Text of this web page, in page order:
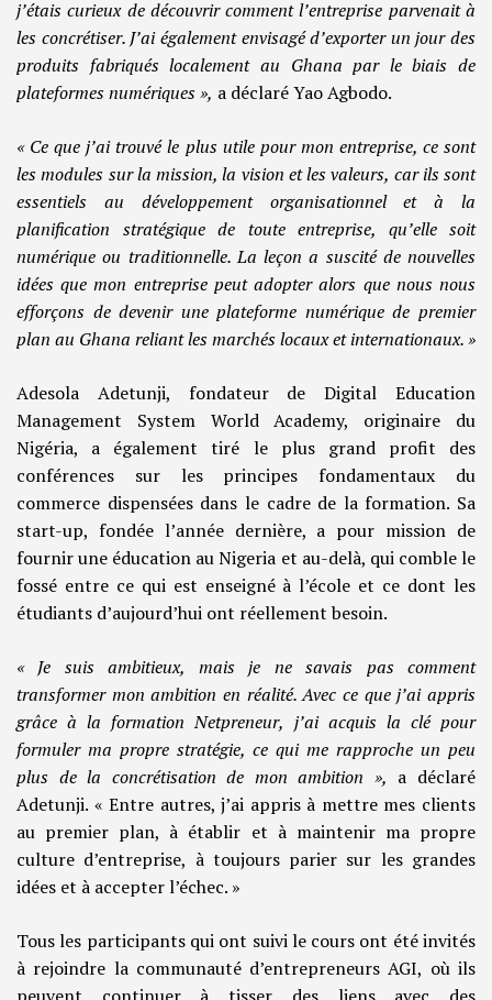
j’étais curieux de découvrir comment l’entreprise parvenait à
les concrétiser. J’ai également envisagé d’exporter un jour des
produits fabriqués localement au Ghana par le biais de
plateformes numériques », a déclaré Yao Agbodo.
« Ce que j’ai trouvé le plus utile pour mon entreprise, ce sont
les modules sur la mission, la vision et les valeurs, car ils sont
essentiels au développement organisationnel et à la
planification stratégique de toute entreprise, qu’elle soit
numérique ou traditionnelle. La leçon a suscité de nouvelles
idées que mon entreprise peut adopter alors que nous nous
efforçons de devenir une plateforme numérique de premier
plan au Ghana reliant les marchés locaux et internationaux. »
Adesola Adetunji, fondateur de Digital Education
Management System World Academy, originaire du
Nigéria, a également tiré le plus grand profit des
conférences sur les principes fondamentaux du
commerce dispensées dans le cadre de la formation. Sa
start-up, fondée l’année dernière, a pour mission de
fournir une éducation au Nigeria et au-delà, qui comble le
fossé entre ce qui est enseigné à l’école et ce dont les
étudiants d’aujourd’hui ont réellement besoin.
« Je suis ambitieux, mais je ne savais pas comment
transformer mon ambition en réalité. Avec ce que j’ai appris
grâce à la formation Netpreneur, j’ai acquis la clé pour
formuler ma propre stratégie, ce qui me rapproche un peu
plus de la concrétisation de mon ambition », a déclaré
Adetunji. « Entre autres, j’ai appris à mettre mes clients
au premier plan, à établir et à maintenir ma propre
culture d’entreprise, à toujours parier sur les grandes
idées et à accepter l’échec. »
Tous les participants qui ont suivi le cours ont été invités
à rejoindre la communauté d’entrepreneurs AGI, où ils